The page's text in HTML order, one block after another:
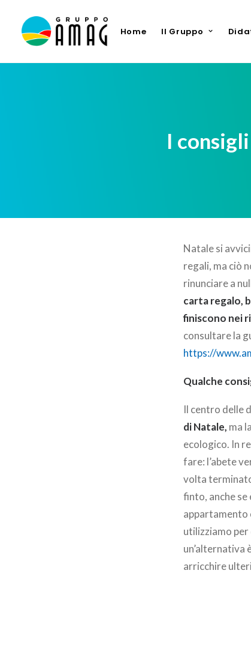
Home Il Gruppo
I
Natale si
regali, ma ciò
rinunciare a
carta regalo,
finiscono nei
consultare la
https://
Qualche
Il centro delle
di Natale, ma
ecologico. In
fare: l’abete
volta
finto, anche se
appartamento
utilizziamo per
un’alternativa
arricchire